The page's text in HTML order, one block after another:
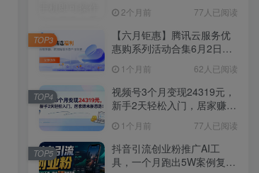
2个月前 77人已阅读
【六月钜惠】腾讯云服务优
惠购系列活动合集6月2日更
1个月前 62人已阅读
TOP3
视频号3个月变现24319元，
新手2天轻松入门，居家赚米
1个月前 77人已阅读
TOP4
抖音引流创业粉推广AI工
具，一个月跑出5W案例复
TOP5